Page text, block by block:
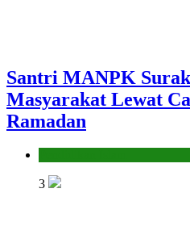
Santri MANPK
Masyarakat Lewat
Ramadan
3